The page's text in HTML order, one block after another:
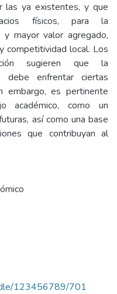
las ya existentes, y que
físicos, para la
mayor valor agregado,
competitividad local. Los
sugieren que la
debe enfrentar ciertas
embargo, es pertinente
académico, como un
así como una base
que contribuyan al
123456789/701